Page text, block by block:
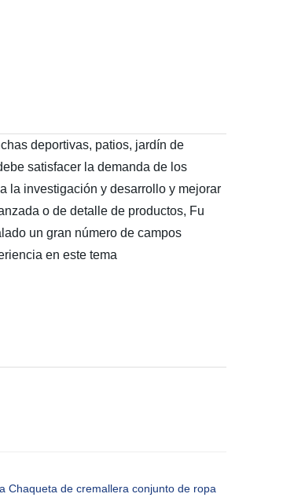
deportivas, patios, jardín de
satisfacer la demanda de los
la investigación y desarrollo y mejorar
o de detalle de productos, Fu
un gran número de campos
en este tema
Chaqueta de cremallera conjunto de ropa